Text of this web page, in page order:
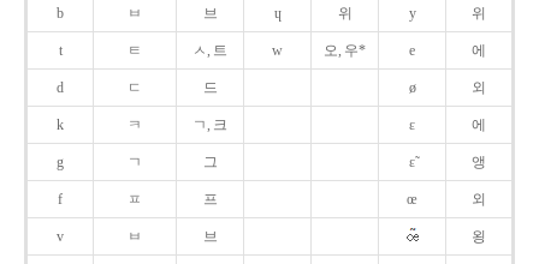
b ㅂ 브 ɥ 위 y 위
t ㅌ ㅅ, 트 w 오, 우* e 에
d ㄷ 드 ø 외
k ㅋ ㄱ, 크 ɛ 에
g ㄱ 그 ɛ̃ 앵
f ㅍ 프 œ 외
v ㅂ 브 욍